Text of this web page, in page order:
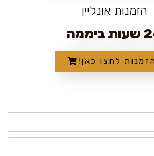
הזמנות אונליין
לחצו כאן!